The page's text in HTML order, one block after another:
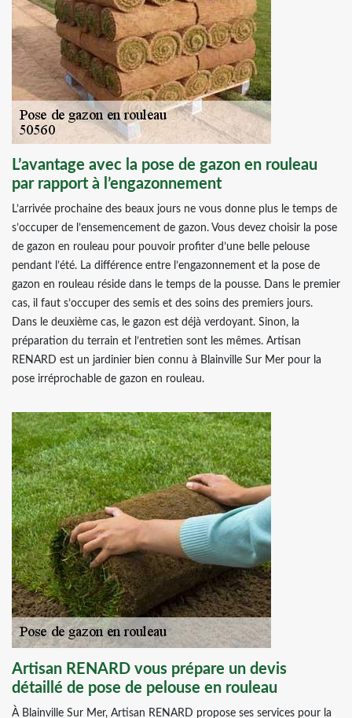
L’avantage avec la pose de gazon en rouleau
par rapport à l’engazonnement
L’arrivée prochaine des beaux jours ne vous donne plus le temps de
s’occuper de l’ensemencement de gazon. Vous devez choisir la pose
de gazon en rouleau pour pouvoir profiter d’une belle pelouse
pendant l’été. La différence entre l’engazonnement et la pose de
gazon en rouleau réside dans le temps de la pousse. Dans le premier
cas, il faut s’occuper des semis et des soins des premiers jours.
Dans le deuxième cas, le gazon est déjà verdoyant. Sinon, la
préparation du terrain et l’entretien sont les mêmes. Artisan
RENARD est un jardinier bien connu à Blainville Sur Mer pour la
pose irréprochable de gazon en rouleau.
Artisan RENARD vous prépare un devis
détaillé de pose de pelouse en rouleau
À Blainville Sur Mer, Artisan RENARD propose ses services pour la